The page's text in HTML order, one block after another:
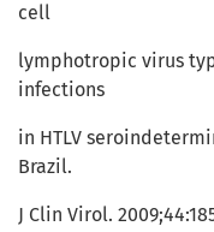
cell
lymphotropic virus
infections
in HTLV
Brazil.
J Clin Virol.